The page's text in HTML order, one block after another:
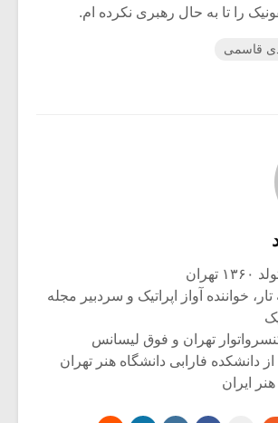
را تا به حال رهبری نکرده ام.
قاسمی
خواننده آواز اپراتیک و سردبیر مجله
تهران و فوق لیسانس
از دانشکده فارابی دانشگاه هنر تهران
ایران